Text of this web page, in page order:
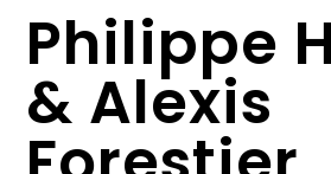
Philippe
& Alexis